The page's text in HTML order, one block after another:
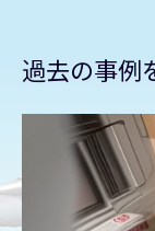
過去の事例